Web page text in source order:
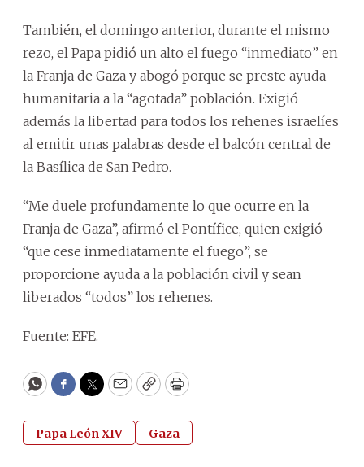
También, el domingo anterior, durante el mismo
rezo, el Papa pidió un alto el fuego “inmediato” en
la Franja de Gaza y abogó porque se preste ayuda
humanitaria a la “agotada” población. Exigió
además la libertad para todos los rehenes israelíes
al emitir unas palabras desde el balcón central de
la Basílica de San Pedro.
“Me duele profundamente lo que ocurre en la
Franja de Gaza”, afirmó el Pontífice, quien exigió
“que cese inmediatamente el fuego”, se
proporcione ayuda a la población civil y sean
liberados “todos” los rehenes.
Fuente: EFE.
WhatsApp
Facebook
Twitter
EmailCopyPrint
Papa León XIV Gaza